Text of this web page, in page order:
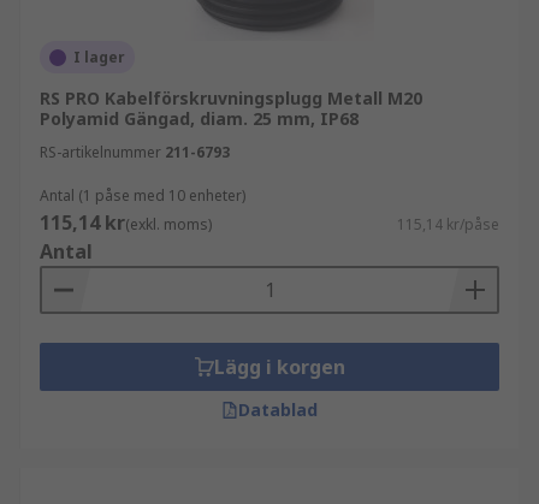
I lager
RS PRO Kabelförskruvningsplugg Metall M20
Polyamid Gängad, diam. 25 mm, IP68
RS-artikelnummer 211-6793
Antal (1 påse med 10 enheter)
115,14 kr(exkl. moms) 115,14 kr/påse
Antal
Lägg i korgen
Datablad